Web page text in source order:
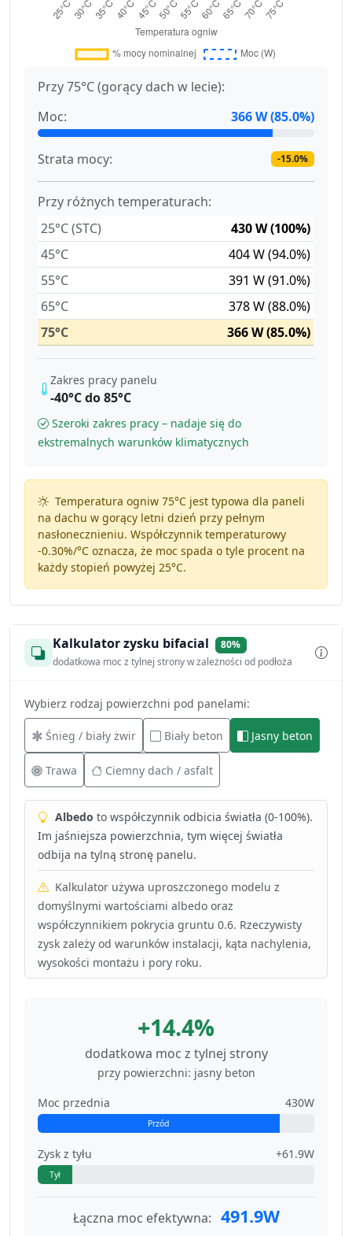
Przy 75°C (gorący dach w lecie):
Moc:
366 W (85.0%)
Strata mocy: -15.0%
Przy różnych temperaturach:
25°C (STC)
430 W (100%)
45°C
404 W (94.0%)
55°C
391 W (91.0%)
65°C
378 W (88.0%)
75°C
366 W (85.0%)
Zakres pracy panelu
-40°C do 85°C
Szeroki zakres pracy – nadaje się do
ekstremalnych warunków klimatycznych
Temperatura ogniw 75°C jest typowa dla paneli
na dachu w gorący letni dzień przy pełnym
nasłonecznieniu. Współczynnik temperaturowy
-0.30%/°Coznacza, że moc spada o tyle procent na
każdy stopień powyżej 25°C.
Kalkulator zysku bifacial
80%
dodatkowa moc z tylnej strony w zależności od podłoża
Wybierz rodzaj powierzchni pod panelami:
Śnieg / biały żwir Biały beton Jasny beton
Trawa Ciemny dach / asfalt
Albedo to współczynnik odbicia światła (0-100%).
Im jaśniejsza powierzchnia, tym więcej światła
odbija na tylną stronę panelu.
Kalkulator używa uproszczonego modelu z
domyślnymi wartościami albedo oraz
współczynnikiem pokrycia gruntu 0.6. Rzeczywisty
zysk zależy od warunków instalacji, kąta nachylenia,
wysokości montażu i pory roku.
+14.4%
dodatkowa moc z tylnej strony
przy powierzchni: jasny beton
Moc przednia
430W
Przód
Zysk z tyłu +61.9W
Tył
Łączna moc efektywna: 491.9W